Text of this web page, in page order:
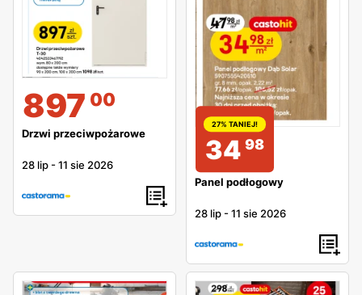
897 00
Drzwi przeciwpożarowe
28 lip -11 sie 2026
27% TANIEJ!
34 98
Panel podłogowy
28 lip -11 sie 2026